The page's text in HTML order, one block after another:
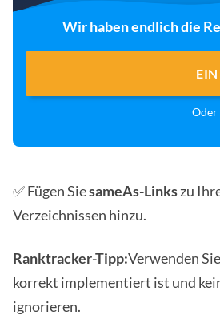
Wir haben endlich die
EIN
Oder
✅ Fügen SiesameAs-Linkszu
Verzeichnissen hinzu.
Ranktracker-Tipp:Verwenden Sie
korrekt implementiert ist und
ignorieren.